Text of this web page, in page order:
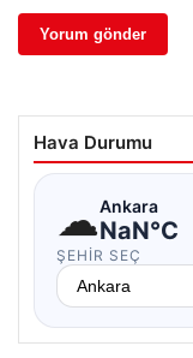
Hava Durumu
☁Ankara
NaN°C
ŞEHIR SEÇ